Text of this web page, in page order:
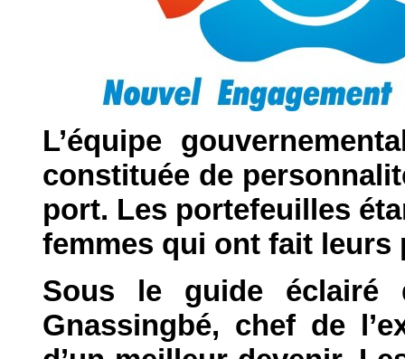
L’équipe
constituée de
port. Les portefeuilles
femmes qui ont fait leurs
Sous le guide éclairé
Gnassingbé, chef de